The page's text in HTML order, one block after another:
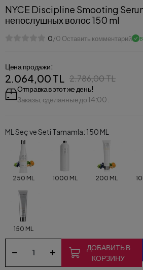
NYCE Discipline Smooting
непослушных волос 150 ml
0/0 Оставить комментарий
Цена продажи:
2.064,00 TL 2.786,00 TL
Отправка в этот же день!
Заказы, сделанные до 14:00.
ML Seç ve Seti Tamamla: 150 ML
250 ML 1000 ML 200 ML
150 ML
ДОБАВИТЬ В
КОРЗИНУ